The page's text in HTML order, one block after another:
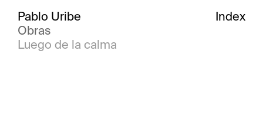
Pablo Uribe
Obras
Luego de la calma
Index